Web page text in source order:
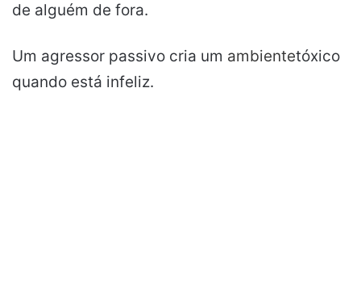
de alguém de fora.
Um agressor passivo cria um ambientetóxico
quando está infeliz.